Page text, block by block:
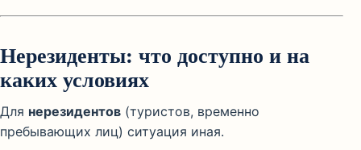
Нерезиденты: что доступно и на
каких условиях
Для нерезидентов (туристов, временно
пребывающих лиц) ситуация иная.